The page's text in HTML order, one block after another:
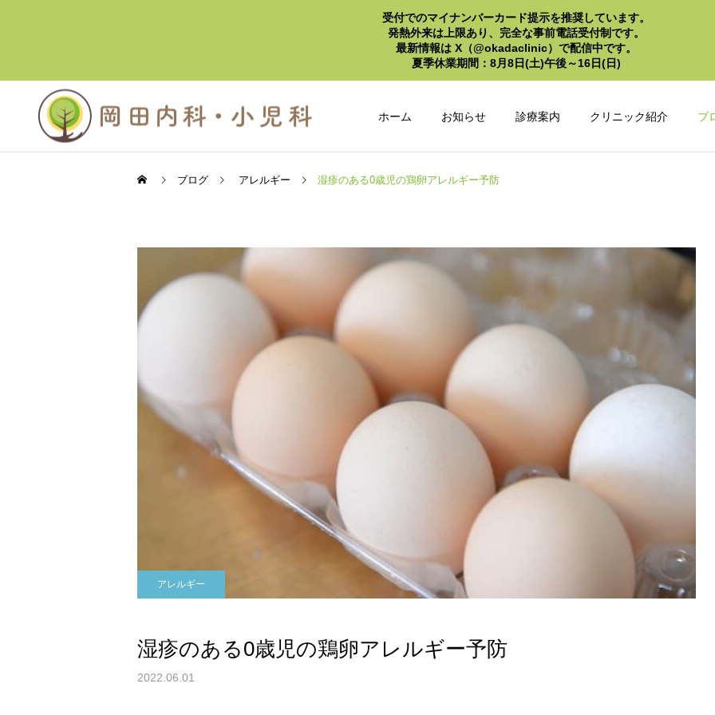
受付でのマイナンバーカード提示を推奨しています。
発熱外来は上限あり、完全な事前電話受付制です。
最新情報は X（@okadaclinic）で配信中です。
夏季休業期間：8月8日(土)午後～16日(日)
ホーム お知らせ 診療案内 クリニック紹介 ブ
内科 アレルギー科
自費診療 予防接種
お知らせ
患者様へのお知らせ (受
付・診療内容・処方箋な
痛くないインフルエンザワ
クチン 2～12歳におすすめ
血圧を守る食習慣：減塩＋
野菜＆果物で健康維持
ブログ アレルギー 湿疹のある0歳児の鶏卵アレルギー予防
アレルギー
湿疹のある0歳児の鶏卵アレルギー予防
2022.06.01